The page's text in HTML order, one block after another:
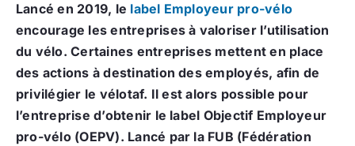
Lancé en 2019, le label Employeur pro-vélo
encourage les entreprises à valoriser l’utilisation
du vélo. Certaines entreprises mettent en place
des actions à destination des employés, afin de
privilégier le vélotaf. Il est alors possible pour
l’entreprise d’obtenir le label Objectif Employeur
pro-vélo (OEPV). Lancé par la FUB (Fédération